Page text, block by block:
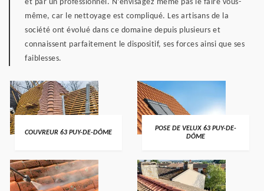
et par un professionnel. N’envisagez même pas le faire vous-
même, car le nettoyage est compliqué. Les artisans de la
société ont évolué dans ce domaine depuis plusieurs et
connaissent parfaitement le dispositif, ses forces ainsi que ses
faiblesses.
COUVREUR 63 PUY-DE-DÔME
POSE DE VELUX 63 PUY-DE-
DÔME